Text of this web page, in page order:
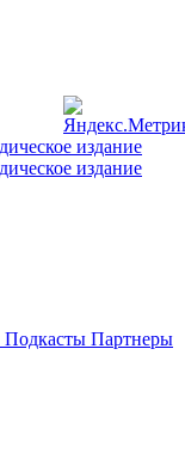
Подкасты Партнеры